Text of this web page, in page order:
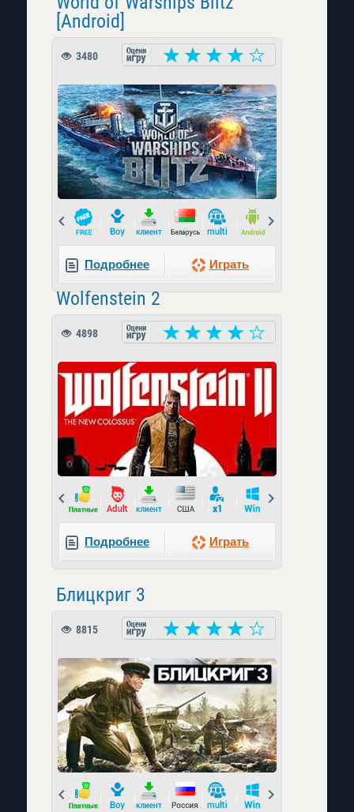
[Android]
3480
Prev
Подробнее Играть
Wolfenstein 2
4898
Prev
Подробнее Играть
Блицкриг 3
8815
Prev